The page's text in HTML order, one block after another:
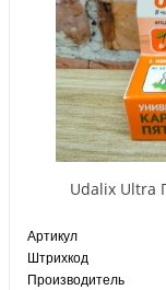
Udalix Ultra
Артикул
Штрихкод
Производитель